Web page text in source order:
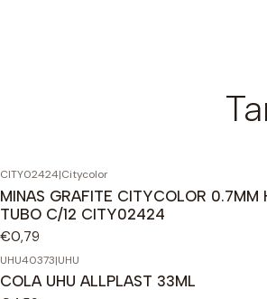
CITY02424|Citycolor
MINAS GRAFITE CITYCOLOR 0.7MM
TUBO C/12 CITY02424
€0,79
UHU40373|UHU
COLA UHU ALLPLAST 33ML